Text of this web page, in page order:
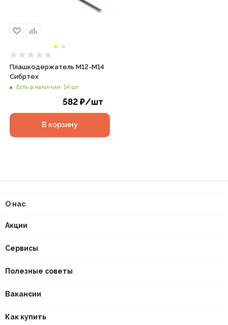
Плашкодержатель М12-М14
Сибртех
Есть в наличии: 14 шт
582₽/шт
В корзину
О нас
Акции
Сервисы
Полезные советы
Вакансии
Как купить